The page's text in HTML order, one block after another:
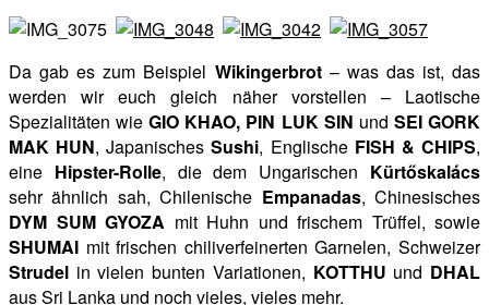
Da gab es zum Beispiel Wikingerbrot– was das ist, das
werden wir euch gleich näher vorstellen – Laotische
Spezialitäten wieGIO KHAO, PIN LUK SIN und SEI GORK
MAK HUN, JapanischesSushi, Englische FISH & CHIPS,
eine Hipster-Rolle, die dem Ungarischen Kürtőskalács
sehr ähnlich sah, Chilenische Empanadas, Chinesisches
DYM SUM GYOZA mit Huhn und frischem Trüffel, sowie
SHUMAI mit frischen chiliverfeinerten Garnelen, Schweizer
Strudel in vielen bunten Variationen, KOTTHU und DHAL
aus Sri Lanka und noch vieles, vieles mehr.